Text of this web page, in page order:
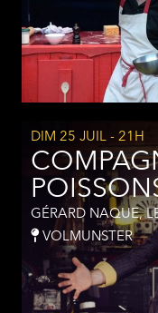
DIM 25 JUIL - 21H
GÉRARD NAQUE,
VOLMUNSTER